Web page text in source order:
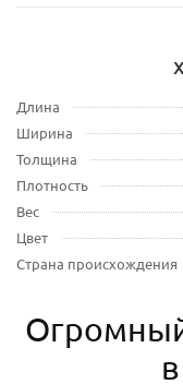
Длина
Ширина
Толщина
Плотность
Вес
Цвет
Страна происхождения